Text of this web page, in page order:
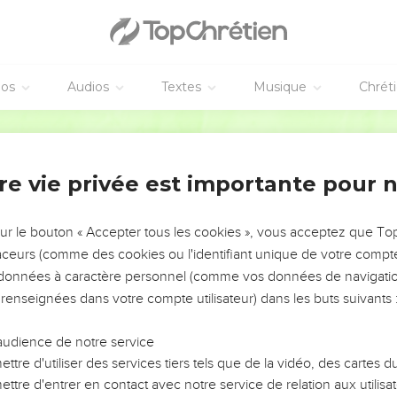
Audios Textes Musique
renversa les tables
qu’il est écrit : Le zèle de ta maison me dévore.
et lui dirent : Quel miracle nous montres-tu pour agir de la
ce temple, et en trois jours je le relèverai.
de son corps.
d’entre les morts, ses disciples se souvinrent qu’il avait dit
avait dite.
le cœur humain
à Jérusalem, à la fête de Pâque, plusieurs crurent en son
à eux, parce qu’il les connaissait tous,
besoin qu’on lui rende témoignage de quelqu’un ; il savait
vie privée est importante pour
le bouton « Accepter tous les cookies », vous acceptez que
(comme des cookies ou l'identifiant unique de votre
à caractère personnel (comme vos données de
dans votre compte utilisateur) dans les buts suivants :
de notre service
d'utiliser des services tiers tels que de la vidéo, des cartes
d'entrer en contact avec notre service de relation aux